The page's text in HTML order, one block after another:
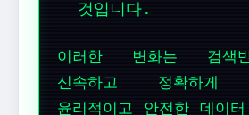
것입니다.
이러한 변화는 검색
신속하고 정확하게
윤리적이고 안전한 데이